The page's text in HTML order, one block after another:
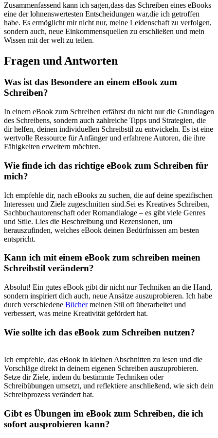
Zusammenfassend ‌kann ich sagen,dass das Schreiben eines eBooks
eine der lohnenswertesten Entscheidungen war,die ich getroffen
⁣habe. Es ermöglicht mir nicht nur, meine Leidenschaft zu verfolgen,
sondern auch, neue Einkommensquellen‍ zu erschließen ⁣und mein
Wissen mit der‌ welt zu teilen.
Fragen und Antworten
Was ist‌ das Besondere‍ an einem ⁣eBook zum
Schreiben?
In einem eBook zum Schreiben erfährst ‍du nicht nur die ⁣Grundlagen
des Schreibens, sondern auch zahlreiche Tipps und Strategien, die
dir helfen, deinen individuellen Schreibstil zu entwickeln. Es ist‌ eine
wertvolle Ressource für Anfänger und erfahrene Autoren, die ihre
Fähigkeiten erweitern möchten.
Wie finde ich das richtige eBook zum Schreiben für
mich?
Ich empfehle dir, nach eBooks ⁢zu suchen, die auf deine spezifischen
Interessen⁤ und Ziele zugeschnitten sind.Sei es Kreatives Schreiben,
Sachbuchautorenschaft oder Romandialoge – es ⁤gibt viele Genres
⁣und Stile. Lies die Beschreibung und Rezensionen, um
herauszufinden, welches eBook deinen⁢ Bedürfnissen am besten
entspricht.
Kann ⁤ich mit einem eBook zum schreiben meinen
Schreibstil verändern?
Absolut! Ein gutes eBook gibt dir nicht nur Techniken an die Hand,
sondern inspiriert dich‍ auch, neue Ansätze auszuprobieren.​ Ich habe
durch verschiedene Bücher⁤meinen Stil oft überarbeitet und
verbessert, was meine Kreativität gefördert⁤ hat.
Wie sollte ich das eBook zum Schreiben nutzen?
Ich empfehle, das eBook in⁣ kleinen‍ Abschnitten zu lesen und die
Vorschläge direkt in deinem eigenen Schreiben auszuprobieren.
Setze ‌dir Ziele,⁤ indem du bestimmte Techniken oder‌
Schreibübungen umsetzt, und reflektiere anschließend, wie sich ‍dein
‌Schreibprozess verändert hat.
Gibt es Übungen im eBook zum Schreiben, die ich
sofort ausprobieren kann?